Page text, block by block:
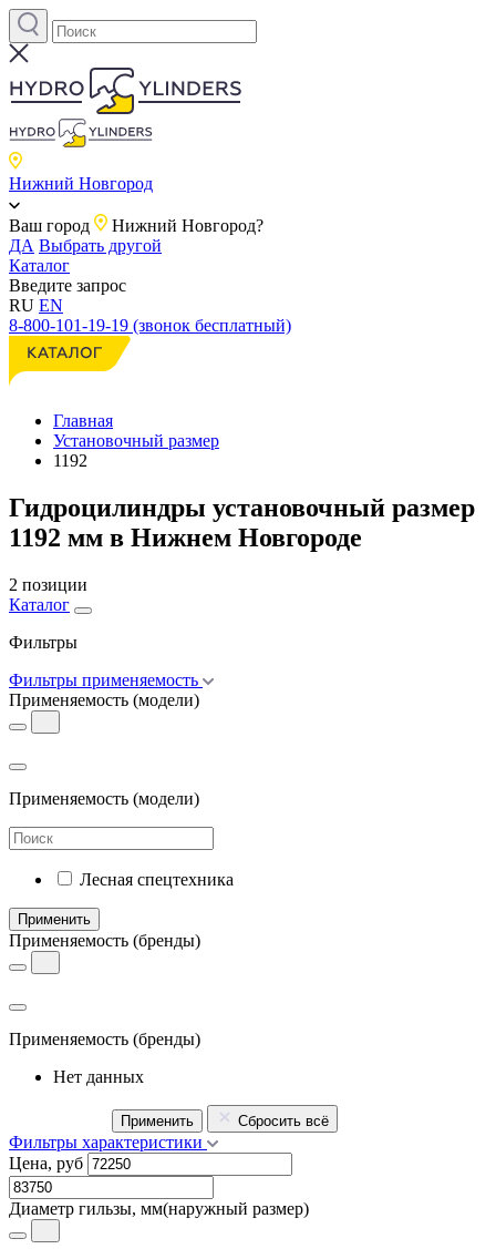
Нижний Новгород
Ваш город
Нижний Новгород?
ДА Выбрать другой
Каталог
Введите запрос
RU EN
8-800-101-19-19 (звонок бесплатный)
Главная
Установочный размер
1192
Гидроцилиндры установочный размер
1192 мм в Нижнем Новгороде
2 позиции
Каталог
Фильтры
Фильтры применяемость
Применяемость (модели)
Применяемость (модели)
Лесная спецтехника
Применить
Применяемость (бренды)
Применяемость (бренды)
Нет данных
Применить Сбросить всё
Фильтры характеристики
Цена, руб
Диаметр гильзы, мм(наружный размер)